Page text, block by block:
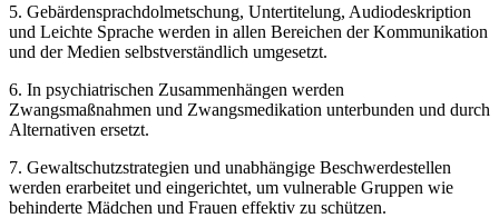
5. Gebärdensprachdolmetschung, Untertitelung, Audiodeskription
und Leichte Sprache werden in allen Bereichen der Kommunikation
und der Medien selbstverständlich umgesetzt.
6. In psychiatrischen Zusammenhängen werden
Zwangsmaßnahmen und Zwangsmedikation unterbunden und durch
Alternativen ersetzt.
7. Gewaltschutzstrategien und unabhängige Beschwerdestellen
werden erarbeitet und eingerichtet, um vulnerable Gruppen wie
behinderte Mädchen und Frauen effektiv zu schützen.